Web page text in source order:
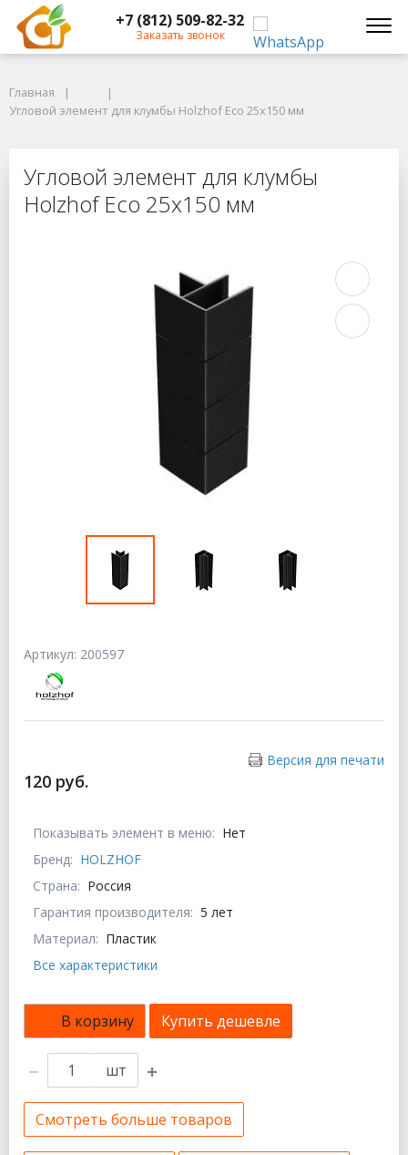
+7 (812) 509-82-32
Заказать звонок
Угловой элемент для клумбы Holzhof Eco 25x150 мм
Угловой элемент для клумбы
Главная
Угловой элемент для клумбы Holzhof Eco 25x150 мм
Угловой элемент для клумбы
Holzhof Eco 25x150 мм
Артикул: 200597
Версия для печати
120 руб.
Показывать элемент в меню: Нет
Бренд: HOLZHOF
Страна: Россия
Гарантия производителя: 5 лет
Материал: Пластик
Все характеристики
В корзину Купить дешевле
шт
Смотреть больше товаров